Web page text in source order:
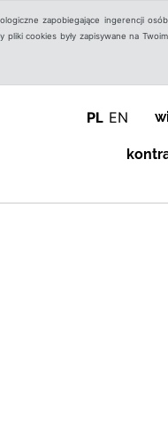
zapobiegające ingerencji osób
cookies były zapisywane na Twoim
PL EN